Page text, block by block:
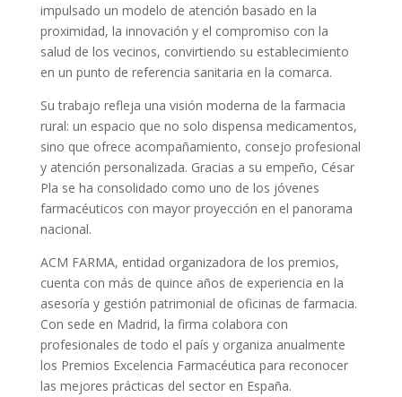
impulsado un modelo de atención basado en la
proximidad, la innovación y el compromiso con la
salud de los vecinos, convirtiendo su establecimiento
en un punto de referencia sanitaria en la comarca.
Su trabajo refleja una visión moderna de la farmacia
rural: un espacio que no solo dispensa medicamentos,
sino que ofrece acompañamiento, consejo profesional
y atención personalizada. Gracias a su empeño, César
Pla se ha consolidado como uno de los jóvenes
farmacéuticos con mayor proyección en el panorama
nacional.
ACM FARMA, entidad organizadora de los premios,
cuenta con más de quince años de experiencia en la
asesoría y gestión patrimonial de oficinas de farmacia.
Con sede en Madrid, la firma colabora con
profesionales de todo el país y organiza anualmente
los Premios Excelencia Farmacéutica para reconocer
las mejores prácticas del sector en España.